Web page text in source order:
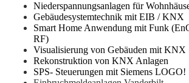
Niederspannungsanlagen für
Gebäudesystemtechnik mit EIB / KNX
Smart Home Anwendung mit Funk
RF)
Visualisierung von Gebäuden mit KNX
Rekonstruktion von KNX Anlagen
SPS- Steuerungen mit Siemens LOGO!